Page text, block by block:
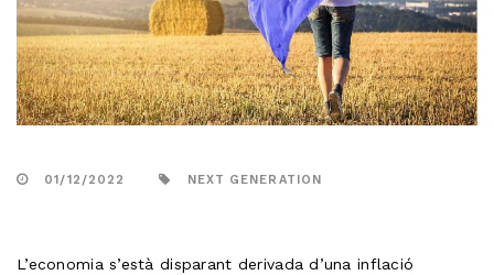
01/12/2022 NEXT GENERATION
L’economia s’està disparant derivada d’una inflació